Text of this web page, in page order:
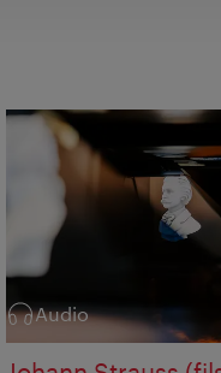
Catégorie:
Audio